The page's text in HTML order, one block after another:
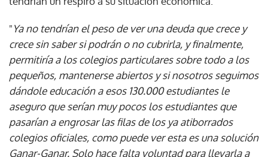
"Ya no tendrían el peso de ver una deuda que crece y
crece sin saber si podrán o no cubrirla, y finalmente,
permitiría a los colegios particulares sobre todo a los
pequeños, mantenerse abiertos y si nosotros seguimos
dándole educación a esos 130.000 estudiantes le
aseguro que serían muy pocos los estudiantes que
pasarían a engrosar las filas de los ya atiborrados
colegios oficiales, como puede ver esta es una solución
Ganar-Ganar. Solo hace falta voluntad para llevarla a